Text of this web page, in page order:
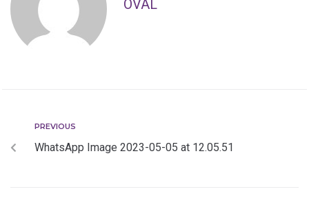
OVAL
PREVIOUS
WhatsApp Image 2023-05-05 at 12.05.51